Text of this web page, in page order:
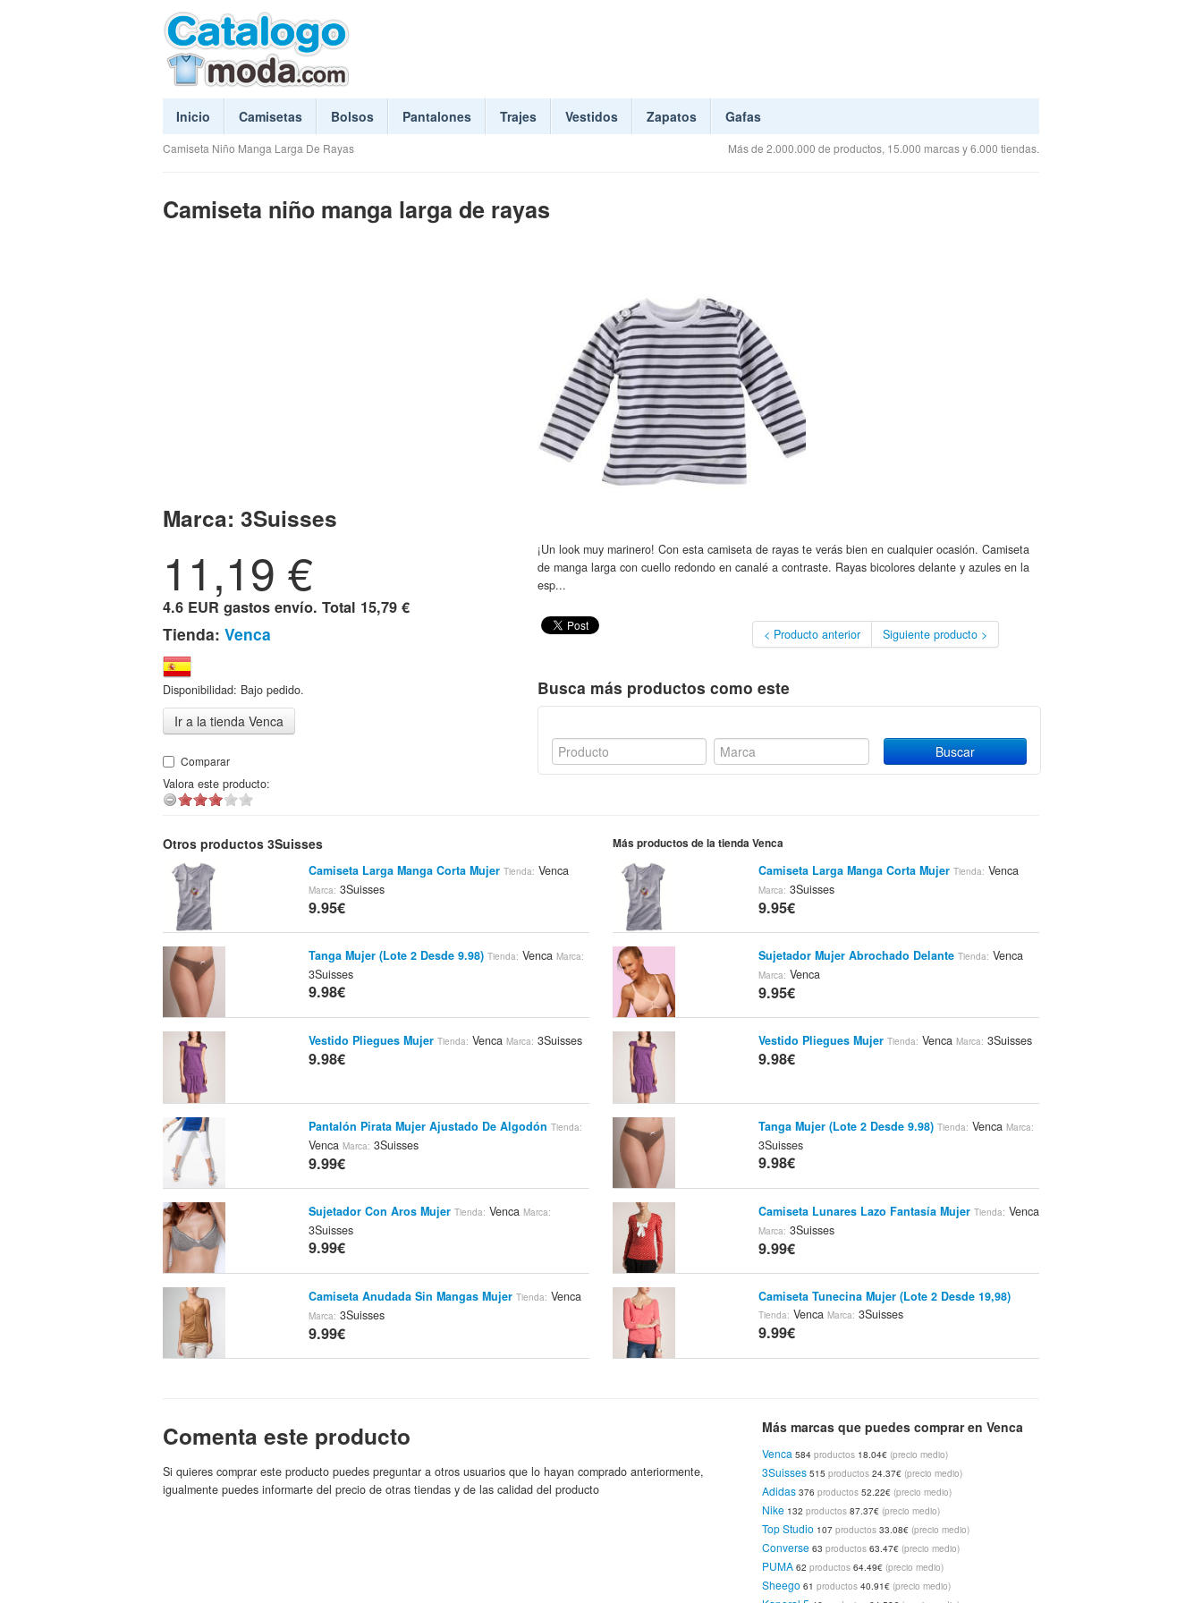
Inicio Camisetas Bolsos Pantalones Trajes Vestidos Zapatos Gafas
Camiseta Niño Manga Larga De Rayas Más de 2.000.000 de productos, 15.000 marcas y 6.000 tiendas.
Camiseta niño manga larga de rayas
Marca: 3Suisses
11,19 €
4.6 EUR gastos envío. Total 15,79 €
Tienda: Venca
Disponibilidad: Bajo pedido.
Ir a la tienda Venca
Comparar
Valora este producto:
¡Un look muy marinero! Con esta camiseta de rayas te verás bien en cualquier ocasión. Camiseta
de manga larga con cuello redondo en canalé a contraste. Rayas bicolores delante y azules en la
esp...
< Producto anterior Siguiente producto >
Busca más productos como este
Otros productos 3Suisses
Camiseta Larga Manga Corta Mujer Tienda: Venca
Marca: 3Suisses
9.95€
Tanga Mujer (Lote 2 Desde 9.98) Tienda: VencaMarca:
3Suisses
9.98€
Vestido Pliegues Mujer Tienda: VencaMarca: 3Suisses
9.98€
Pantalón Pirata Mujer Ajustado De Algodón Tienda:
VencaMarca: 3Suisses
9.99€
Sujetador Con Aros Mujer Tienda: VencaMarca:
3Suisses
9.99€
Camiseta Anudada Sin Mangas Mujer Tienda: Venca
Marca: 3Suisses
9.99€
Camiseta Manga Corta Niña Tienda:VencaMarca:
3Suisses
9.99€
Más productos de la tienda Venca
Camiseta Larga Manga Corta Mujer Tienda: Venca
Marca: 3Suisses
9.95€
Sujetador Mujer Abrochado Delante Tienda: Venca
Marca: Venca
9.95€
Vestido Pliegues Mujer Tienda: Venca Marca: 3Suisses
9.98€
Tanga Mujer (Lote 2 Desde 9.98) Tienda: Venca Marca:
3Suisses
9.98€
Camiseta Lunares Lazo Fantasía Mujer Tienda: Venca
Marca: 3Suisses
9.99€
Camiseta Tunecina Mujer (Lote 2 Desde 19,98)
Tienda: Venca Marca: 3Suisses
9.99€
9.99€
Vestido Algodón Cuello Alto Niña Tienda:
Marca:3Suisses
9.99€
Molde De Silicona Pastelero En Forma De Libro
Tienda:VencaMarca:Venca
9.99€
Comenta este producto
Si quieres comprar este producto puedes preguntar a otros usuarios que lo hayan comprado anteriormente,
igualmente puedes informarte del precio de otras tiendas y de las calidad del producto
Más marcas que puedes comprar en Venca
Venca 584productos 18.04€ (precio medio)
3Suisses 515productos 24.37€ (precio medio)
Adidas 376productos 52.22€ (precio medio)
Nike 132productos 87.37€ (precio medio)
Top Studio 107productos 33.08€ (precio medio)
Converse 63productos 63.47€ (precio medio)
PUMA 62productos 64.49€ (precio medio)
Sheego 61productos 40.91€ (precio medio)